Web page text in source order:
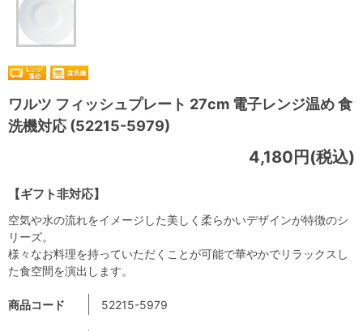
ワルツ フィッシュプレート 27cm 電子レンジ温め 食
洗機対応 (52215-5979)
【ギフト非対応】
4,180円(税込)
商品コード 52215-5979
空気や水の流れをイメージした美しく柔らかいデザインが特徴のシ
リーズ。
様々なお料理を持っていただくことが可能で華やかでリラックスし
た食空間を演出します。